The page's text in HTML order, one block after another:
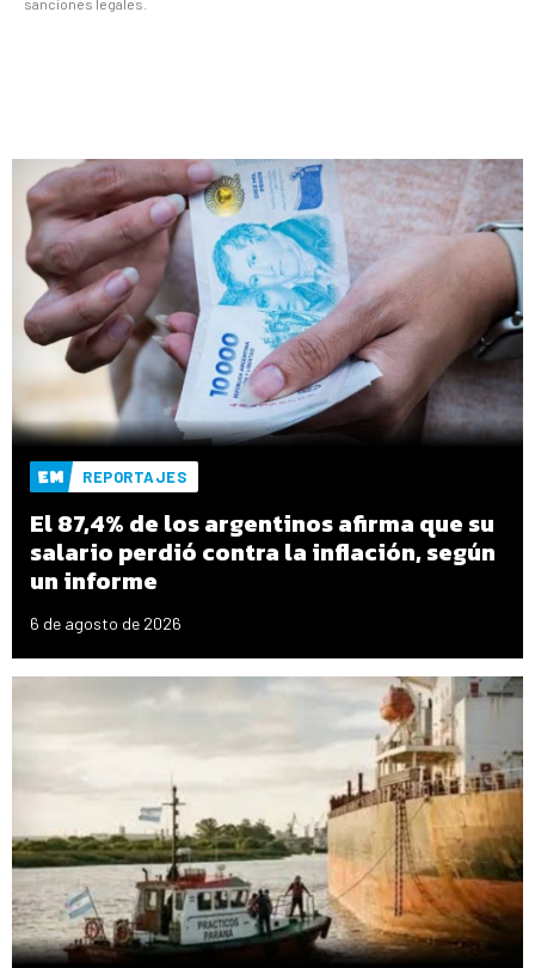
sanciones legales.
REPORTAJES
El 87,4% de los argentinos afirma que su
salario perdió contra la inflación, según
un informe
6 de agosto de 2026